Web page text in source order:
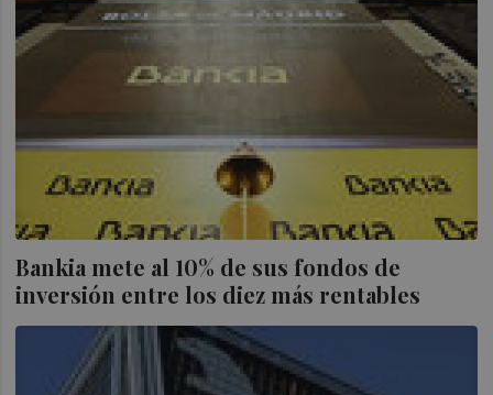
Bankia mete al 10% de sus fondos de
inversión entre los diez más rentables